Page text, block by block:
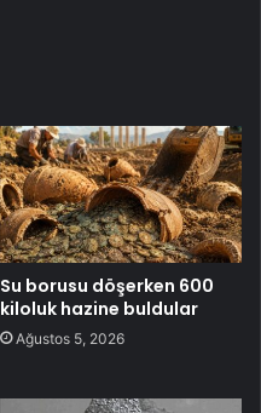
Su borusu döşerken 600
kiloluk hazine buldular
Ağustos 5, 2026